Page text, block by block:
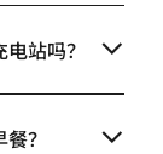
站吗？
？